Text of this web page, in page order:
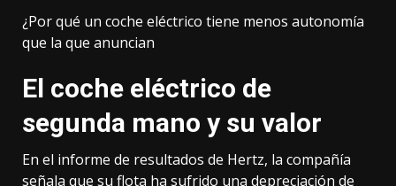
¿Por qué un coche eléctrico tiene menos autonomía
que la que anuncian
El coche eléctrico de
segunda mano y su valor
En el informe de resultados de Hertz, la compañía
señala que su flota ha sufrido una depreciación de